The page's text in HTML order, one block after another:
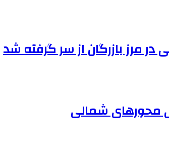
در مرز بازرگان از سر گرفته شد
محورهای شمالی